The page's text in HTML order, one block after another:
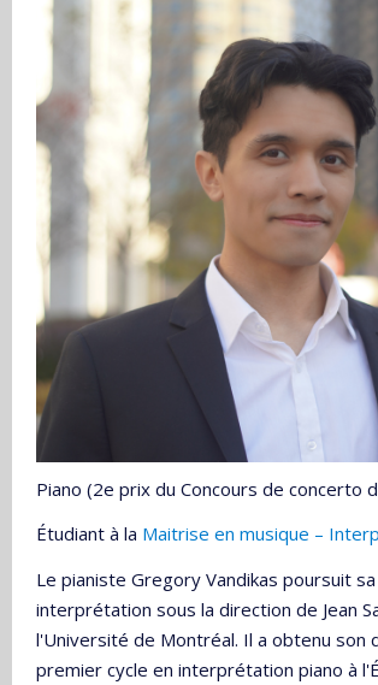
Piano (2e prix du Concours de concerto
Étudiant à la Maitrise en musique –
Le pianiste Gregory Vandikas poursuit
interprétation sous la direction de Jean
l'Université de Montréal. Il a obtenu son
premier cycle en interprétation piano à